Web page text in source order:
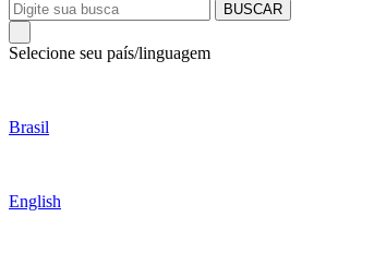
BUSCAR
Selecione seu país/linguagem
Brasil
English